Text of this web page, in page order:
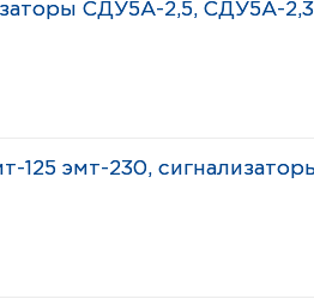
СДУ5А-2,5, СДУ5А-
125 эмт-230,